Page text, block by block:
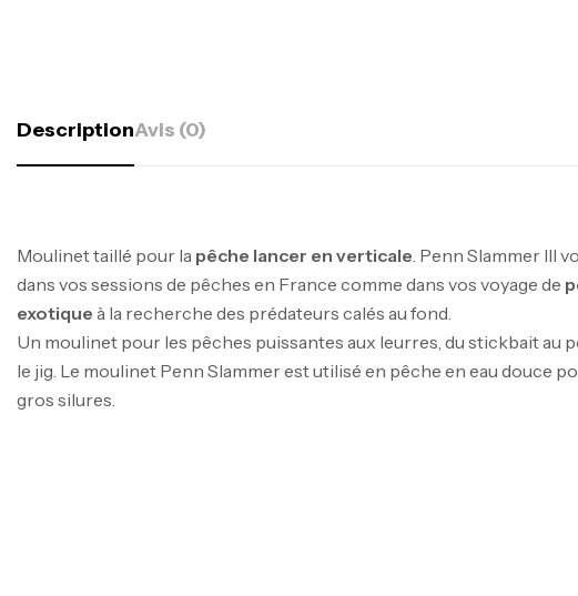
DescriptionAvis (0)
Moulinet taillé pour la pêche lancer en verticale. Penn Slammer III
dans vos sessions de pêches en France comme dans vos voyage de
exotique à la recherche des prédateurs calés au fond.
Un moulinet pour les pêches puissantes aux leurres, du stickbait au
le jig. Le moulinet Penn Slammer est utilisé en pêche en eau douce
gros silures.